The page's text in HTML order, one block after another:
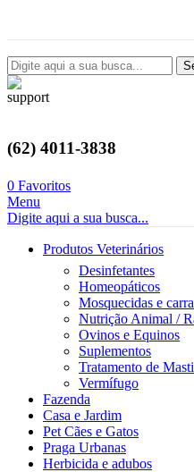
(62) 4011-3838
0 Favoritos
Menu
Digite aqui a sua busca...
Produtos Veterinários
Desinfetantes
Homeopáticos
Mosquecidas e
Nutrição Animal /
Ovinos e Equinos
Suplementos
Tratamento de
Vermífugo
Fazenda
Casa e Jardim
Pet Cães e Gatos
Praga Urbanas
Herbicida e adubos